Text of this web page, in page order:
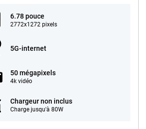
6.78 pouce
2772x1272 pixels
5G-internet
50 mégapixels
4k vidéo
Chargeur non inclus
Charge jusqu'à 80W